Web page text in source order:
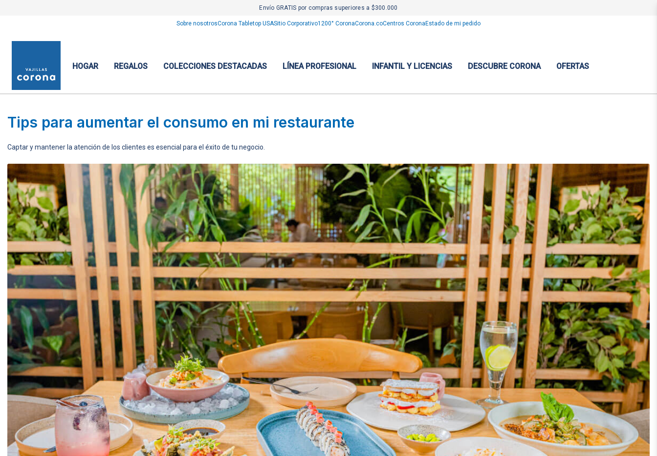
Envío GRATIS por compras superiores a $300.000
Sobre nosotrosCorona Tabletop USASitio Corporativo1200° CoronaCorona.coCentros Corona Estado de mi pedido
HOGAR REGALOS COLECCIONES DESTACADAS LÍNEA PROFESIONAL INFANTIL Y LICENCIAS DESCUBRE CORONA OFERTAS
Tips para aumentar el consumo en mi restaurante
Captar y mantener la atención de los clientes es esencial para el éxito de tu negocio.